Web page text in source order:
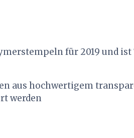
für 2019 und ist
aus hochwertigem
werden